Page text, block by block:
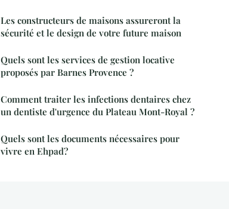
Les constructeurs de maisons assureront la
sécurité et le design de votre future maison
Quels sont les services de gestion locative
proposés par Barnes Provence ?
Comment traiter les infections dentaires chez
un dentiste d'urgence du Plateau Mont-Royal ?
Quels sont les documents nécessaires pour
vivre en Ehpad?